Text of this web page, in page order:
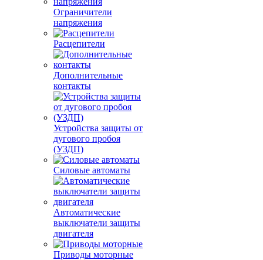
Ограничители
напряжения
Расцепители
Дополнительные
контакты
Устройства защиты от
дугового пробоя
(УЗДП)
Силовые автоматы
Автоматические
выключатели защиты
двигателя
Приводы моторные